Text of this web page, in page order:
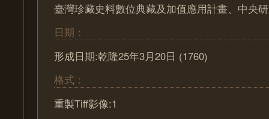
臺灣珍藏史料數位典藏及加值應用計畫、中央
日期：
形成日期:乾隆25年3月20日 (1760)
格式：
重製Tiff影像:1